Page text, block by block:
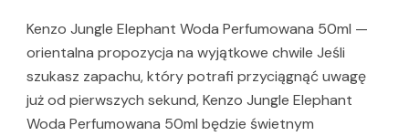
Kenzo Jungle Elephant Woda Perfumowana 50ml —
orientalna propozycja na wyjątkowe chwile Jeśli
szukasz zapachu, który potrafi przyciągnąć uwagę
już od pierwszych sekund, Kenzo Jungle Elephant
Woda Perfumowana 50ml będzie świetnym